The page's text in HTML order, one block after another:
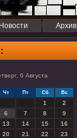
Новости Архив
6 Августа
Чт Пт Сб Вс
1
2
6 7 8
9
13 14 15
16
20 21 22
23